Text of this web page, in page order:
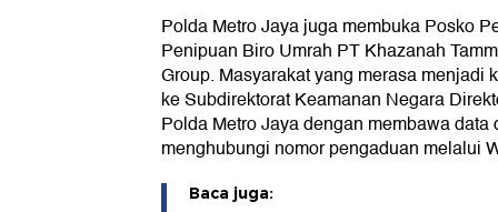
Polda Metro Jaya juga membuka Posko
Penipuan Biro Umrah PT Khazanah
Group. Masyarakat yang merasa menjadi
ke Subdirektorat Keamanan Negara
Polda Metro Jaya dengan membawa
menghubungi nomor pengaduan melalui
Baca juga: